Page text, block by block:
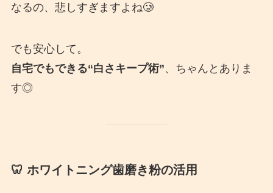
なるの、悲しすぎますよね🥲
でも安心して。
自宅でもできる“白さキープ術”、ちゃんとありま
す◎
🦷 ホワイトニング歯磨き粉の活用